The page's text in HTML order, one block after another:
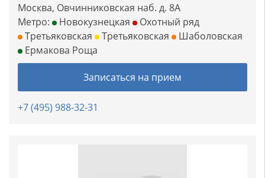
Москва, Овчинниковская наб. д. 8А
Метро:
Новокузнецкая
Охотный ряд
Третьяковская
Третьяковская
Шаболовская
Ермакова Роща
Записаться на прием
+7 (495) 988-32-31